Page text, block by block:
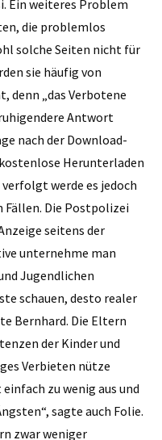
Ein weiteres Problem
die problemlos
solche Seiten nicht für
sie häufig von
denn „das Verbotene
Antwort
nach der Download-
Herunterladen
werde es jedoch
Die Postpolizei
seitens der
unternehme man
Jugendlichen
schauen, desto realer
Bernhard. Die Eltern
der Kinder und
Verbieten nütze
zu wenig aus und
sagte auch Folie.
zwar weniger